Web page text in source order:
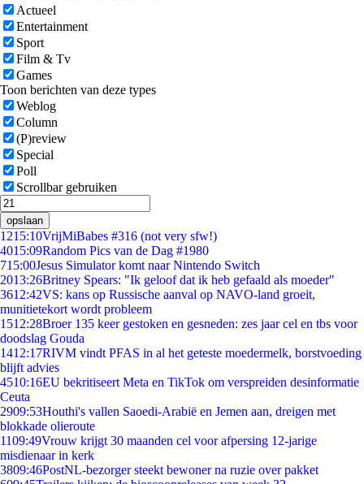
Actueel
Entertainment
Sport
Film & Tv
Games
Toon berichten van deze types
Weblog
Column
(P)review
Special
Poll
Scrollbar gebruiken
opslaan
1215:10VrijMiBabes #316 (not very sfw!)
4015:09Random Pics van de Dag #1980
715:00Jesus Simulator komt naar Nintendo Switch
2013:26Britney Spears: "Ik geloof dat ik heb gefaald als moeder"
3612:42VS: kans op Russische aanval op NAVO-land groeit,
munitietekort wordt probleem
1512:28Broer 135 keer gestoken en gesneden: zes jaar cel en tbs voor
doodslag Gouda
1412:17RIVM vindt PFAS in al het geteste moedermelk, borstvoeding
blijft advies
4510:16EU bekritiseert Meta en TikTok om verspreiden desinformatie
Ceuta
2909:53Houthi's vallen Saoedi-Arabië en Jemen aan, dreigen met
blokkade olieroute
1109:49Vrouw krijgt 30 maanden cel voor afpersing 12-jarige
misdienaar in kerk
3809:46PostNL-bezorger steekt bewoner na ruzie over pakket